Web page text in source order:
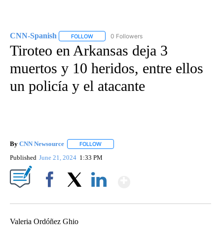
CNN-Spanish FOLLOW FOLLOW "CNN-SPANISH" TO RECEIVE
0 Followers
Tiroteo en Arkansas deja 3
muertos y 10 heridos, entre ellos
un policía y el atacante
By CNN Newsource FOLLOW
Published June 21, 2024 1:33 PM
Valeria Ordóñez Ghio